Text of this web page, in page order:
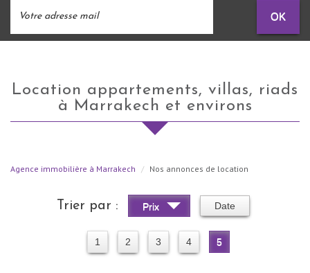
OK
Location appartements, villas, riads
à Marrakech et environs
Agence immobilière à Marrakech Nos annonces de location
Trier par : Prix Date
1 2 3 4 5